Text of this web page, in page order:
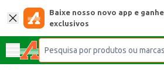
Baixe nosso novo app e
exclusivos